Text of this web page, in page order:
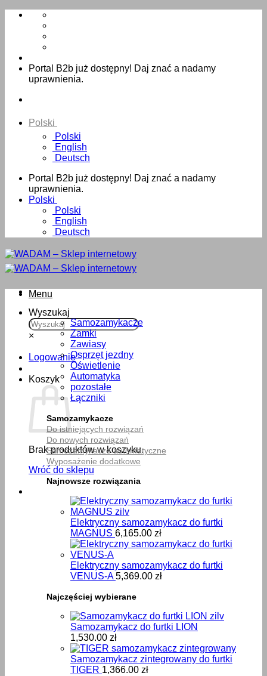
Skip
Portal B2b już dostępny! Daj znać a nadamy
uprawnienia.
Polski
Polski
English
Deutsch
Portal B2b już dostępny! Daj znać a nadamy
uprawnienia.
Polski
Polski
English
Deutsch
Wyszukaj
×
Logowanie
Koszyk
Brak produktów w koszyku.
Wróć do sklepu
Menu
Samozamykacze
Zamki
Zawiasy
Osprzęt jezdny
Oświetlenie
Automatyka
pozostałe
Łączniki
Samozamykacze
Do istniejących rozwiązań
Do nowych rozwiązań
Samozamykacze automatyczne
Wyposażenie dodatkowe
Najnowsze rozwiązania
Elektryczny samozamykacz do furtki
MAGNUS 6,165.00 zł
Elektryczny samozamykacz do furtki
VENUS-A 5,369.00 zł
Najczęściej wybierane
Samozamykacz do furtki LION
1,530.00 zł
Samozamykacz zintegrowany do furtki
TIGER 1,366.00 zł